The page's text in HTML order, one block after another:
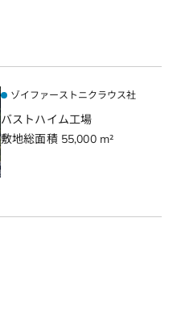
ゾイファーストニクラウス社
バストハイム工場
敷地総面積 55,000 m²